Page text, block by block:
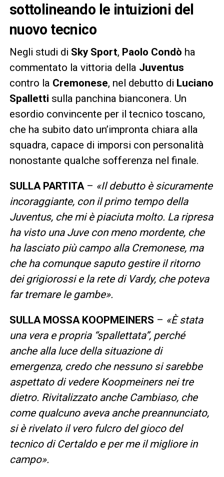
sottolineando le intuizioni del
nuovo tecnico
Negli studi di Sky Sport, Paolo Condò ha
commentato la vittoria della Juventus
contro la Cremonese, nel debutto di Luciano
Spalletti sulla panchina bianconera. Un
esordio convincente per il tecnico toscano,
che ha subito dato un’impronta chiara alla
squadra, capace di imporsi con personalità
nonostante qualche sofferenza nel finale.
SULLA PARTITA– «Il debutto è sicuramente
incoraggiante, con il primo tempo della
Juventus, che mi è piaciuta molto. La ripresa
ha visto una Juve con meno mordente, che
ha lasciato più campo alla Cremonese, ma
che ha comunque saputo gestire il ritorno
dei grigiorossi e la rete di Vardy, che poteva
far tremare le gambe».
SULLA MOSSA KOOPMEINERS – «È stata
una vera e propria “spallettata”, perché
anche alla luce della situazione di
emergenza, credo che nessuno si sarebbe
aspettato di vedere Koopmeiners nei tre
dietro. Rivitalizzato anche Cambiaso, che
come qualcuno aveva anche preannunciato,
si è rivelato il vero fulcro del gioco del
tecnico di Certaldo e per me il migliore in
campo».